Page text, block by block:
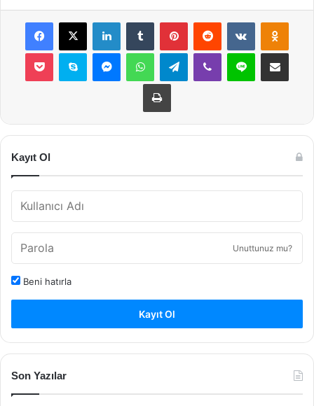
Facebook
X LinkedInTumblr PinterestReddit VKontakte
Pocket Skype MessengerWhatsAppTelegramViber Line E-Posta ile
Yazdır
Kayıt Ol
Unuttunuz mu?
Beni hatırla
Kayıt Ol
Son Yazılar